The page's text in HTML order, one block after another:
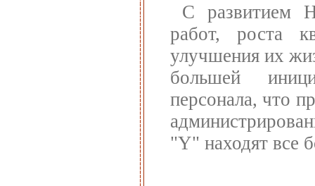
С развитием
работ, роста
улучшения их
большей
персонала, что
"Y" находят все